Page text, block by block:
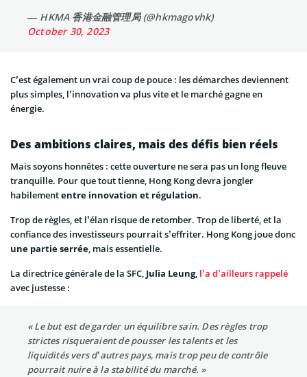
— HKMA 香港金融管理局 (@hkmagovhk)
October 30, 2023
C’est également un vrai coup de pouce : les démarches deviennent
plus simples, l’innovation va plus vite et le marché gagne en
énergie.
Des ambitions claires, mais des défis bien réels
Mais soyons honnêtes : cette ouverture ne sera pas un long fleuve
tranquille. Pour que tout tienne, Hong Kong devra jongler
habilemententre innovation et régulation.
Trop de règles, et l’élan risque de retomber. Trop de liberté, et la
confiance des investisseurs pourrait s’effriter. Hong Kong joue donc
une partie serrée, mais essentielle.
La directrice générale de la SFC, Julia Leung, l’a d’ailleurs rappelé
avec justesse :
« Le but est de garder un équilibre sain. Des règles trop
strictes risqueraient de pousser les talents et les
liquidités vers d’autres pays, mais trop peu de contrôle
pourrait nuire à la stabilité du marché. »